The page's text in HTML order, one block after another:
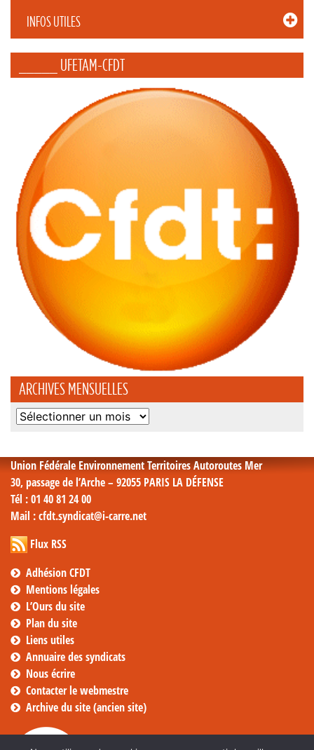
INFOS UTILES
_____ UFETAM-CFDT
ARCHIVES MENSUELLES
Archives
Union Fédérale Environnement Territoires Autoroutes Mer
30, passage de l’Arche – 92055 PARIS LA DÉFENSE
Tél : 01 40 81 24 00
Mail : cfdt.syndicat@i-carre.net
Flux RSS
Adhésion CFDT
Mentions légales
L’Ours du site
Plan du site
Liens utiles
Annuaire des syndicats
Nous écrire
Contacter le webmestre
Archive du site (ancien site)